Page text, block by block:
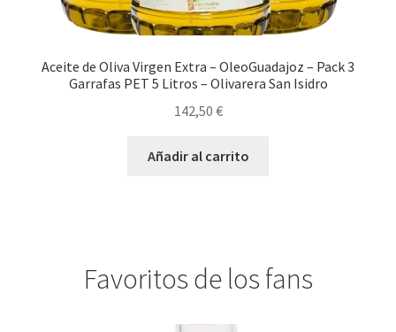
Aceite de Oliva Virgen Extra – OleoGuadajoz – Pack 3
Garrafas PET 5 Litros – Olivarera San Isidro
142,50 €
Añadir al carrito
Favoritos de los fans